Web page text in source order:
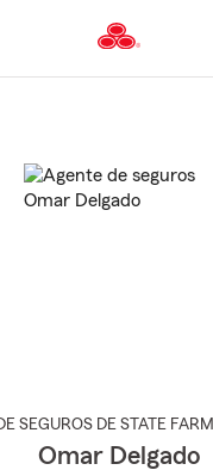
al
principal
SEGUROS DE STATE FARM
Omar Delgado